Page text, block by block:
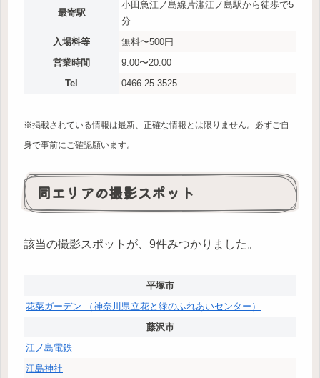
最寄駅
小田急江ノ島線片瀬江ノ島駅から徒歩で5
分
入場料等
無料〜500円
営業時間
9:00〜20:00
Tel
0466-25-3525
※掲載されている情報は最新、正確な情報とは限りません。必ずご自
身で事前にご確認願います。
同エリアの撮影スポット
該当の撮影スポットが、9件みつかりました。
平塚市
花菜ガーデン （神奈川県立花と緑のふれあいセンター）
藤沢市
江ノ島電鉄
江島神社